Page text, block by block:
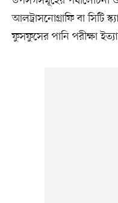
আলট্রাসনোগ্রাফি বা সিটি
ফুসফুসের পানি পরীক্ষা